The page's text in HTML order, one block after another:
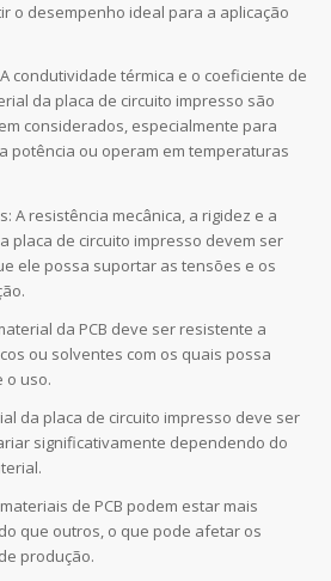
o desempenho ideal para a aplicação
condutividade térmica e o coeficiente de
da placa de circuito impresso são
considerados, especialmente para
potência ou operam em temperaturas
A resistência mecânica, a rigidez e a
placa de circuito impresso devem ser
ele possa suportar as tensões e os
da PCB deve ser resistente a
ou solventes com os quais possa
o uso.
da placa de circuito impresso deve ser
significativamente dependendo do
de PCB podem estar mais
que outros, o que pode afetar os
produção.